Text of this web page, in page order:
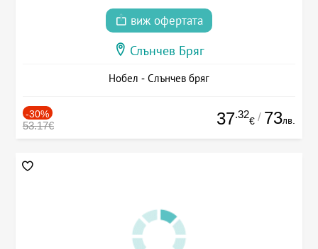
виж офертата
Слънчев Бряг
Нобел - Слънчев бряг
-30%
53.17€ 37.32
€ / 73лв.